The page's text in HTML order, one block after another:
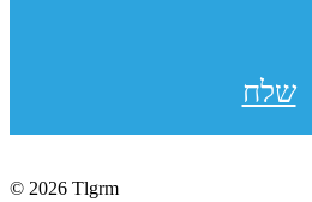
שלח
© 2026 Tlgrm